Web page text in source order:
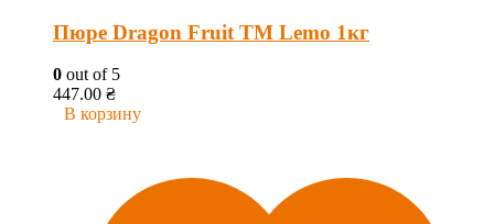
Пюре Dragon Fruit ТМ Lemo 1кг
0 out of 5
447.00 ₴
В корзину